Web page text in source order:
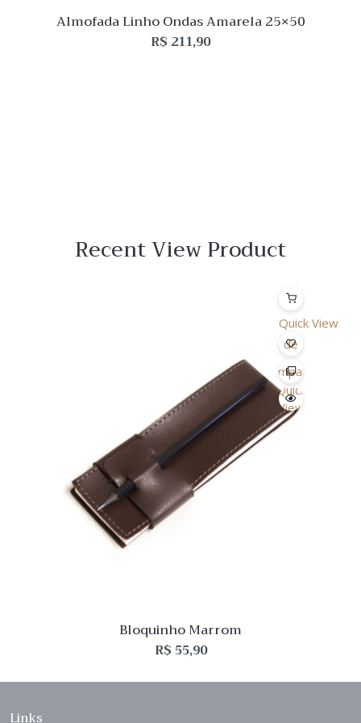
Almofada Linho Ondas Amarela 25×50
R$ 211,90
Recent View Product
Quick View
Lista
de
Desejo
Comparar
Quick
View
Bloquinho Marrom
R$ 55,90
Links